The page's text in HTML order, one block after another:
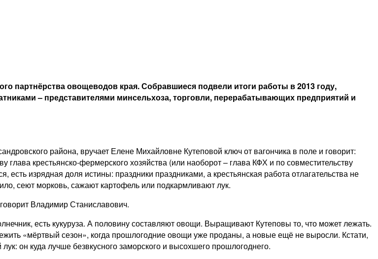
партнёрства овощеводов края. Собравшиеся подвели итоги работы в 2013 году,
– представителями минсельхоза, торговли, перерабатывающих предприятий и
района, вручает Елене Михайловне Кутеповой ключ от вагончика в поле и говорит:
крестьянско-фермерского хозяйства (или наоборот – глава КФХ и по совместительству
изрядная доля истины: праздники праздниками, а крестьянская работа отлагательства не
сеют морковь, сажают картофель или подкармливают лук.
Владимир Станиславович.
есть кукуруза. А половину составляют овощи. Выращивают Кутеповы то, что может лежать.
«мёртвый сезон», когда прошлогодние овощи уже проданы, а новые ещё не выросли. Кстати,
он куда лучше безвкусного заморского и высохшего прошлогоднего.